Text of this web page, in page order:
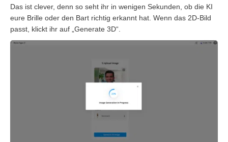
Das ist clever, denn so seht ihr in wenigen Sekunden, ob die KI
eure Brille oder den Bart richtig erkannt hat. Wenn das 2D-Bild
passt, klickt ihr auf „Generate 3D“.